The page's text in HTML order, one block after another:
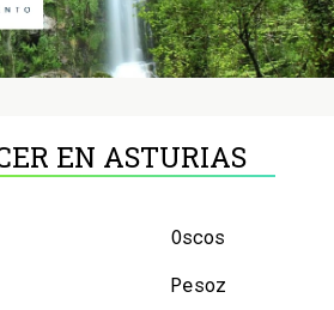
EN ASTURIAS
Oscos
Pesoz